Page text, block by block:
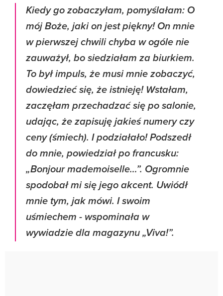
Kiedy go zobaczyłam, pomyślałam: O
mój Boże, jaki on jest piękny! On mnie
w pierwszej chwili chyba w ogóle nie
zauważył, bo siedziałam za biurkiem.
To był impuls, że musi mnie zobaczyć,
dowiedzieć się, że istnieję! Wstałam,
zaczęłam przechadzać się po salonie,
udając, że zapisuję jakieś numery czy
ceny (śmiech). I podziałało! Podszedł
do mnie, powiedział po francusku:
„Bonjour mademoiselle…”. Ogromnie
spodobał mi się jego akcent. Uwiódł
mnie tym, jak mówi. I swoim
uśmiechem - wspominała w
wywiadzie dla magazynu „Viva!”.